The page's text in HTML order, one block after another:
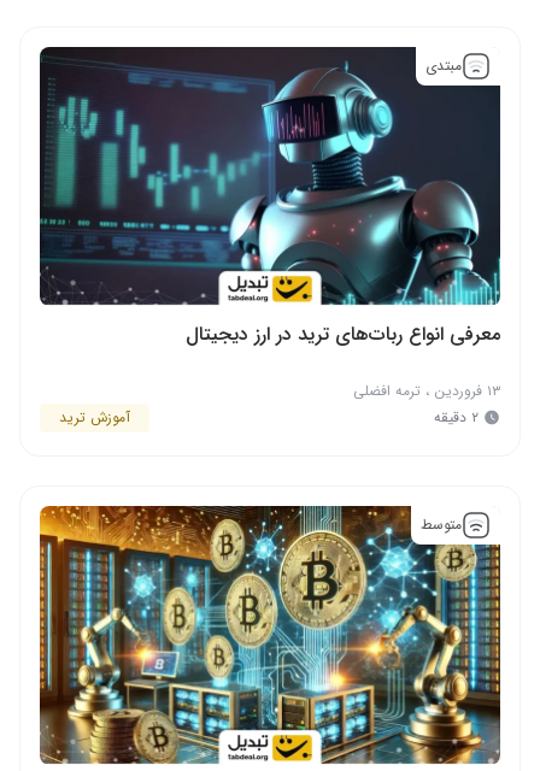
مبتدی
معرفی انواع ربات‌های ترید در ارز دیجیتال
۱۳ فروردین ، ترمه افضلی
۲ دقیقه
آموزش ترید
متوسط